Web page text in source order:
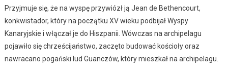
Przyjmuje się, że na wyspę przywiózł ją Jean de Bethencourt,
konkwistador, który na początku XV wieku podbijał Wyspy
Kanaryjskie i włączał je do Hiszpanii. Wówczas na archipelagu
pojawiło się chrześcijaństwo, zaczęto budować kościoły oraz
nawracano pogański lud Guanczów, który mieszkał na archipelagu.